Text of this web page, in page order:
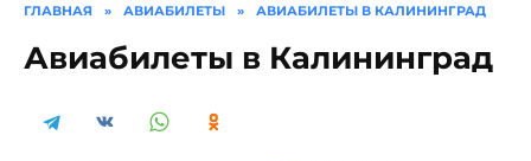
ГЛАВНАЯ » АВИАБИЛЕТЫ » АВИАБИЛЕТЫ В КАЛИНИНГРАД
Авиабилеты в Калининград